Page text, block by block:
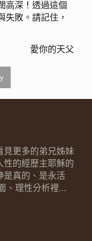
高深！透過這個
失敗。請記住，
愛你的天父
見更多的弟兄姊妹
性的經歷主耶穌的
是真的、是永活
、理性分析裡...